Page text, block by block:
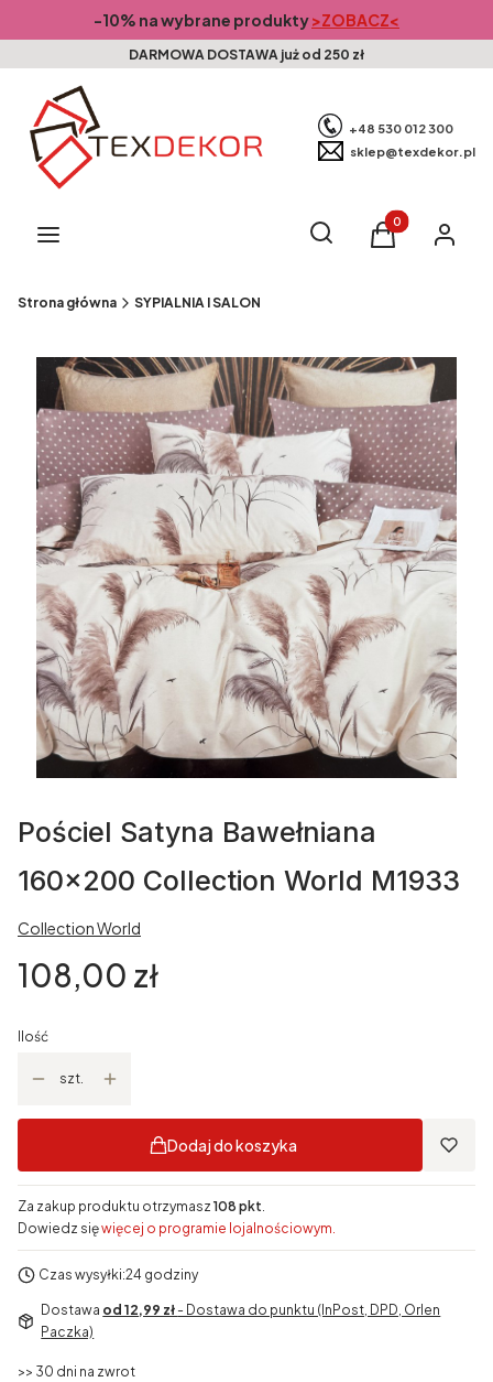
-10% na wybrane produkty>ZOBACZ<
DARMOWA DOSTAWA już od 250 zł
+48 530 012 300
sklep@texdekor.pl
Menu Otwórz wyszukiwarkę
Szukaj Produkty w
Koszyk Zaloguj
Strona główna SYPIALNIA I SALON
Pościel Satyna Bawełniana
160x200 Collection World M1933
Collection World
Cena
108,00 zł
Ilość
szt.
Dodaj do koszyka
Za zakup produktu otrzymasz 108 pkt.
Dowiedz sięwięcej o programie lojalnościowym.
Czas wysyłki:24 godziny
Dostawa od 12,99 zł - Dostawa do punktu (InPost, DPD, Orlen
Paczka)
>> 30 dni na zwrot